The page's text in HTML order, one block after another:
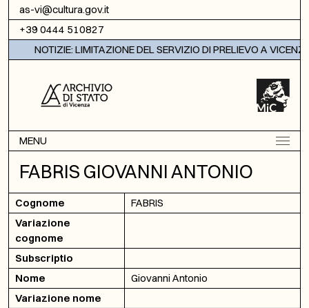
Vai al contenuto
as-vi@cultura.gov.it
+39 0444 510827
NOTIZIE: LIMITAZIONE DEL SERVIZIO DI PRELIEVO A VICENZA
MENU
FABRIS GIOVANNI ANTONIO
Cognome
FABRIS
Variazione
cognome
Subscriptio
Nome
Giovanni Antonio
Variazione nome